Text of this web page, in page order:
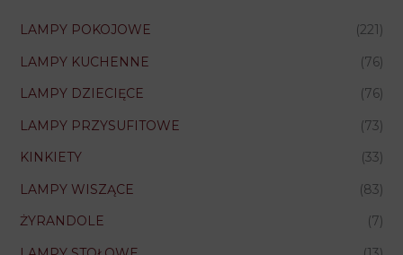
LAMPY POKOJOWE
(221)
LAMPY KUCHENNE
(76)
LAMPY DZIECIĘCE
(76)
LAMPY PRZYSUFITOWE
(73)
KINKIETY
(33)
LAMPY WISZĄCE
(83)
ŻYRANDOLE
(7)